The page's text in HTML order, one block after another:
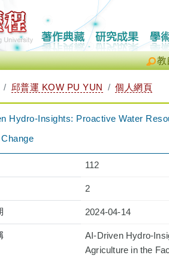
教
邱普運 KOW PU YUN 個人網頁
Hydro-Insights: Proactive Water
112
2
2024-04-14
AI-Driven Hydro-
Agriculture in the